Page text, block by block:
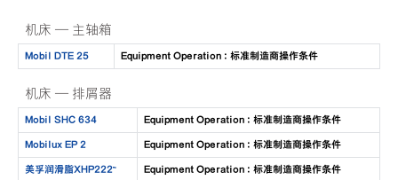
机床 — 主轴箱
Mobil DTE 25 Equipment Operation : 标准制造商操作条件
机床 — 排屑器
Mobil SHC 634 Equipment Operation : 标准制造商操作条件
Mobilux EP 2 Equipment Operation : 标准制造商操作条件
美孚润滑脂XHP222™ Equipment Operation : 标准制造商操作条件